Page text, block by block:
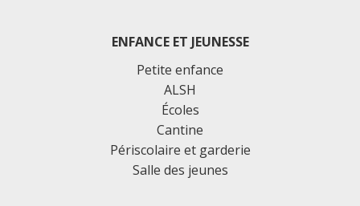
ENFANCE ET JEUNESSE
Petite enfance
ALSH
Écoles
Cantine
Périscolaire et garderie
Salle des jeunes